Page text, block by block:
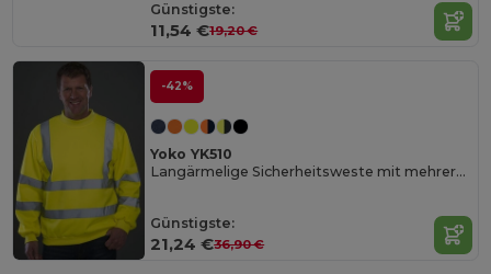
Günstigste:
11,54 €19,20 €
-42%
Yoko YK510
Langärmelige Sicherheitsweste mit mehreren Taschen
Günstigste:
21,24 €36,90 €